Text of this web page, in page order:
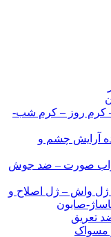
– کرم روز – کرم شب-
آرایش چشم و
صورت – ضد جوش
واش – ژل اصلاح و
صابون
تعریق
مسواک